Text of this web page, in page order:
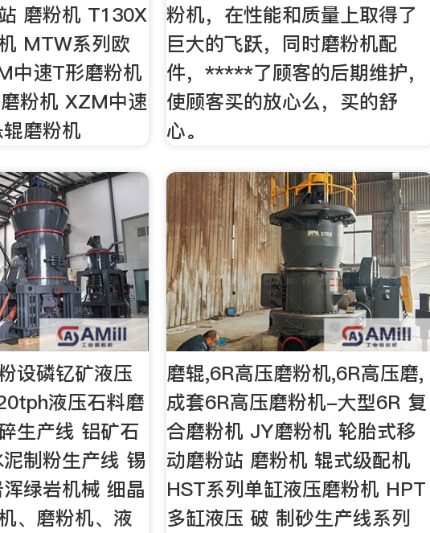
磨粉机 T130X
MTW系列欧
中速T形磨粉机
粉机 XZM中速
磨粉机
粉机，在性能和质量上取得了
巨大的飞跃，同时磨粉机配
件，*****了顾客的后期维护，
使顾客买的放心么，买的舒
心。
设磷钇矿液压
液压石料磨
生产线 铝矿石
制粉生产线 锡
绿岩机械 细晶
、磨粉机、液
磨辊,6R高压磨粉机,6R高压磨,
成套6R高压磨粉机-大型6R 复
合磨粉机 JY磨粉机 轮胎式移
动磨粉站 磨粉机 辊式级配机
HST系列单缸液压磨粉机 HPT
多缸液压 破 制砂生产线系列